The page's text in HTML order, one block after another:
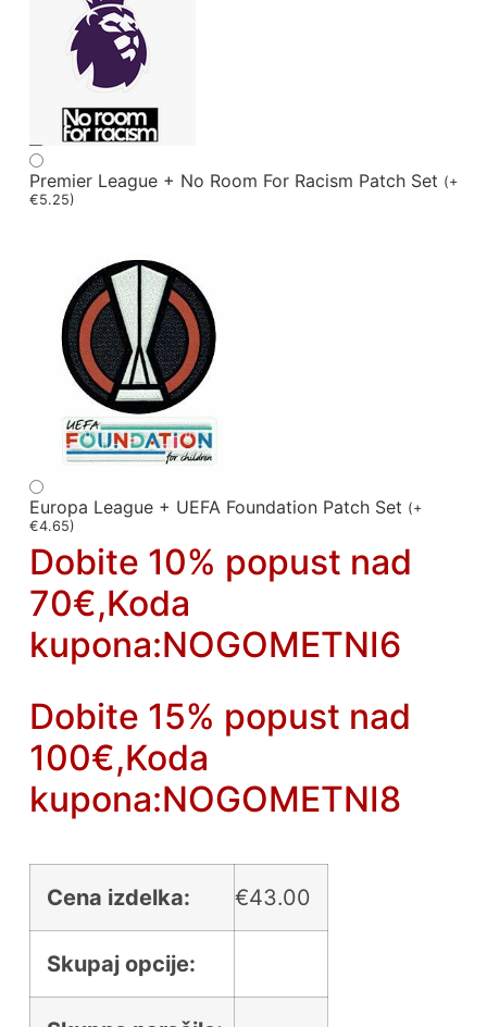
Premier League + No Room For Racism Patch Set (+
€5.25)
Europa League + UEFA Foundation Patch Set (+
€4.65)
Dobite 10% popust nad
70€,Koda
kupona:NOGOMETNI6
Dobite 15% popust nad
100€,Koda
kupona:NOGOMETNI8
Cena izdelka: €43.00
Skupaj opcije: